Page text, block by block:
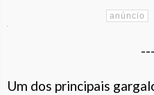
Um dos principais